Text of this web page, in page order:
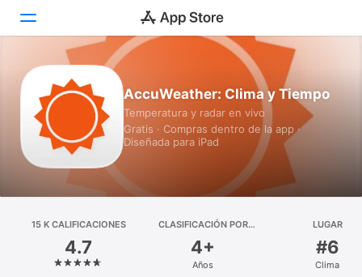
Hoy
Juegos
Apps
Plataforma
iPhone
AccuWeather: Clima y Tiempo
Temperatura y radar en vivo
Gratis · Compras dentro de la app ·
Diseñada para iPad
15 K CALIFICACIONES
4.7
CLASIFICACIÓN POR
4+
Años
LUGAR
#6
Clima